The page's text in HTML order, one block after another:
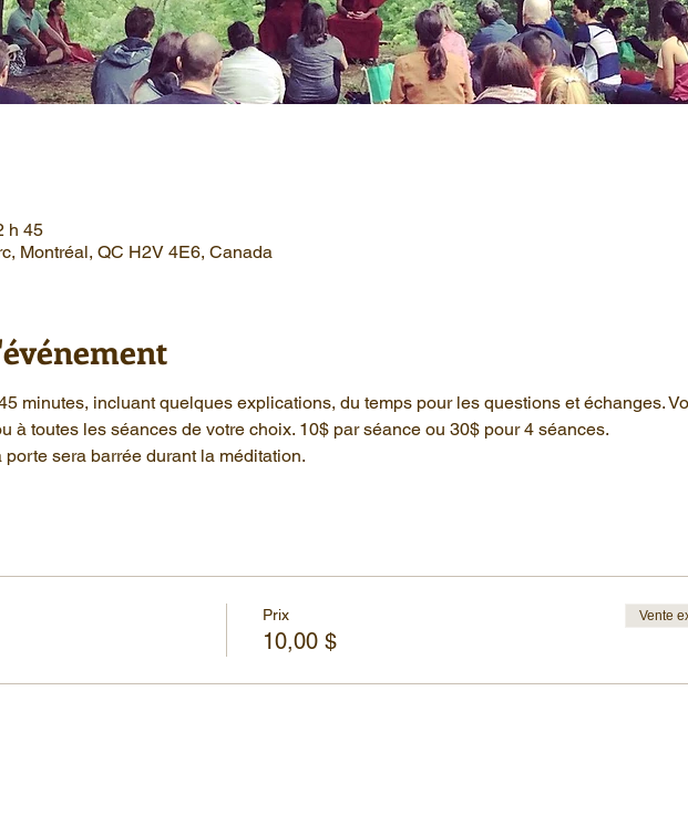
h 45
Montréal, QC H2V 4E6, Canada
minutes, incluant quelques explications, du temps pour les questions et échanges.
à toutes les séances de votre choix. 10$ par séance ou 30$ pour 4 séances.
sera barrée durant la méditation.
Prix
10,00 $
Vente